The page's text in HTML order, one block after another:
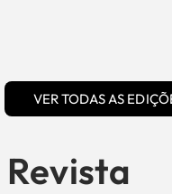
VER TODAS AS